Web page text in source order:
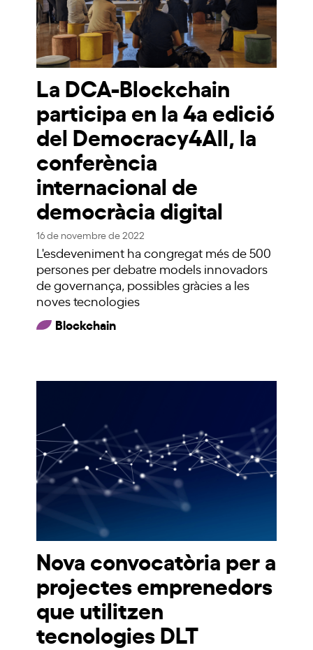
La DCA-Blockchain
participa en la 4a edició
del Democracy4All, la
conferència
internacional de
democràcia digital
16 de novembre de 2022
L'esdeveniment ha congregat més de 500
persones per debatre models innovadors
de governança, possibles gràcies a les
noves tecnologies
Blockchain
Nova convocatòria per a
projectes emprenedors
que utilitzen
tecnologies DLT